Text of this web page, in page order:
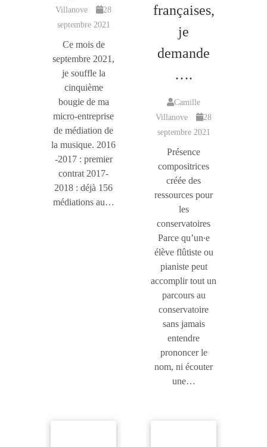
Villanove
28
septembre 2021
Ce mois de
septembre 2021,
je souffle la
cinquième
bougie de ma
micro-entreprise
de médiation de
la musique. 2016
-2017 : premier
contrat 2017-
2018 : déjà 156
médiations au…
françaises,
je
demande
….
Camille
Villanove
28
septembre 2021
Présence
compositrices
créée des
ressources pour
les
conservatoires
Parce qu’un∙e
élève flûtiste ou
pianiste peut
accomplir tout un
parcours au
conservatoire
sans jamais
entendre
prononcer le
nom, ni écouter
une…